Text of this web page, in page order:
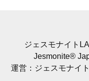
ジェスモナイト
Jesmonite®
運営：ジェスモナイ